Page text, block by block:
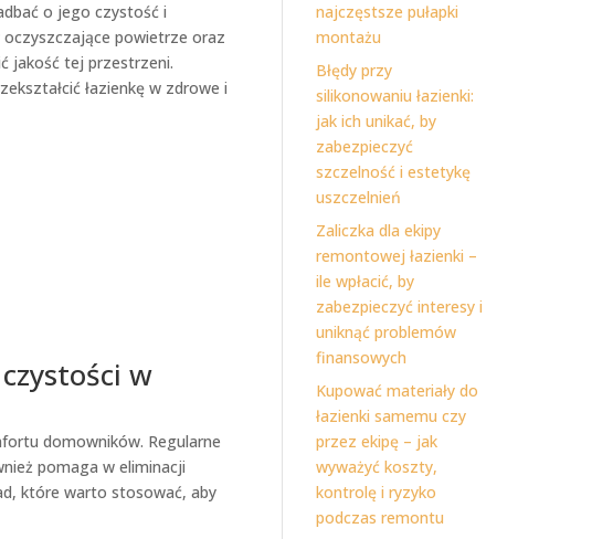
o jego czystość i
powietrze oraz
jakość tej przestrzeni.
łazienkę w zdrowe i
w
domowników. Regularne
pomaga w eliminacji
które warto stosować, aby
najczęstsze pułapki
montażu
Błędy przy
silikonowaniu łazienki:
jak ich unikać, by
zabezpieczyć
szczelność i estetykę
uszczelnień
Zaliczka dla ekipy
remontowej łazienki –
ile wpłacić, by
zabezpieczyć interesy i
uniknąć problemów
finansowych
Kupować materiały do
łazienki samemu czy
przez ekipę – jak
wyważyć koszty,
kontrolę i ryzyko
podczas remontu